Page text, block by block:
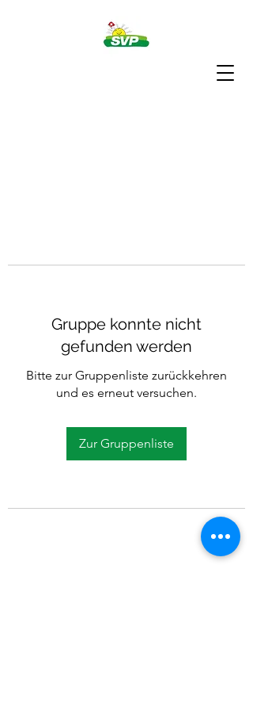
Gruppe konnte nicht
gefunden werden
Bitte zur Gruppenliste zurückkehren
und es erneut versuchen.
Zur Gruppenliste